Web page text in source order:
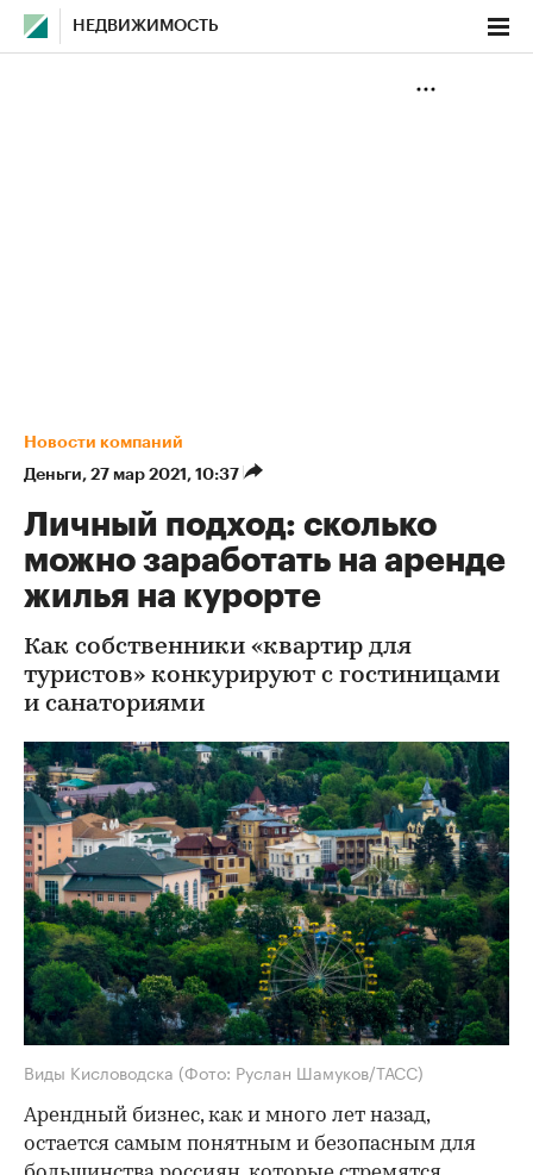
НЕДВИЖИМОСТЬ
Новости компаний
Деньги⁠, 27 мар 2021, 10:37
Личный подход: сколько
можно заработать на аренде
жилья на курорте
Как собственники «квартир для
туристов» конкурируют с гостиницами
и санаториями
Виды Кисловодска (Фото: Руслан Шамуков/ТАСС)
Арендный бизнес, как и много лет назад,
остается самым понятным и безопасным для